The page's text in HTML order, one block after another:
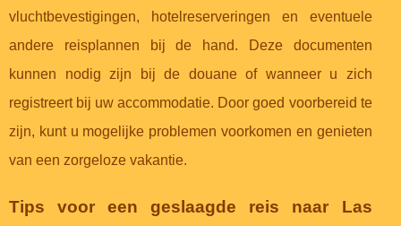
vluchtbevestigingen, hotelreserveringen en eventuele
andere reisplannen bij de hand. Deze documenten
kunnen nodig zijn bij de douane of wanneer u zich
registreert bij uw accommodatie. Door goed voorbereid te
zijn, kunt u mogelijke problemen voorkomen en genieten
van een zorgeloze vakantie.
Tips voor een geslaagde reis naar Las